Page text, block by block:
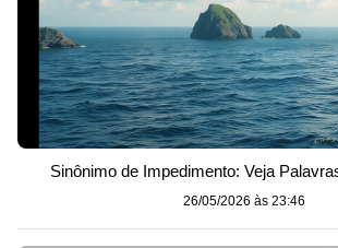
Sinônimo de Impedimento: Veja
26/05/2026 às 23:46